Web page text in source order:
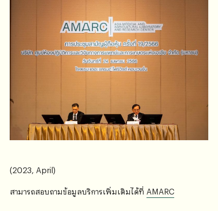
(2023, April)
สามารถสอบถามข้อมูลบริการเพิ่มเติมได้ที่ AMARC